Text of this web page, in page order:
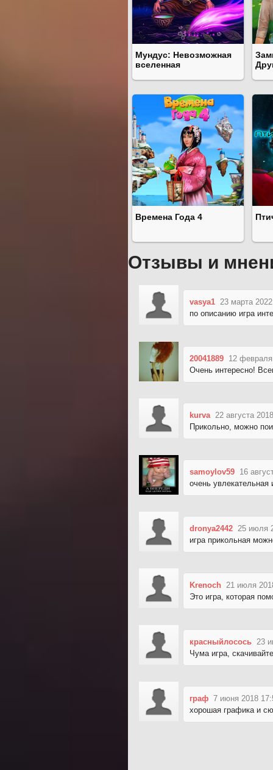
Мундус: Невозможная
вселенная
Времена Года 4
Отзывы и
vasya1 23 марта
по описанию игра
20041889 12
Очень интересно!
kurva 22 августа
Прикольно, можно
samoylov59 16
очень увлекательная
dronya2442 25 июля
игра прикольная
Krenoch 21 июля
Это игра, которая
красныйлосось 23
Чума игра,
граф 7 июня 2018
хорошая графика и